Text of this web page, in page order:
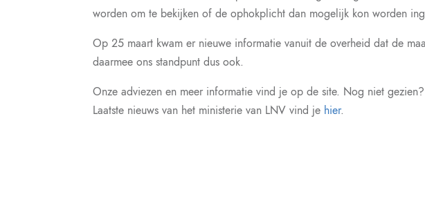
worden om te bekijken of de ophokplicht dan mogelijk kon worden
Op 25 maart kwam er nieuwe informatie vanuit de overheid dat de
daarmee ons standpunt dus ook.
Onze adviezen en meer informatie vind je op de site. Nog niet
Laatste nieuws van het ministerie van LNV vind je hier.